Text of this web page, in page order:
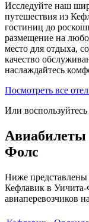
Исследуйте наш
путешествия из
гостиниц до
размещение на
место для отдыха,
качество
наслаждайтесь
Посмотреть все
Или
Авиабилеты
Фолс
Ниже представлены
Кефлавик в
авиаперевозчиков